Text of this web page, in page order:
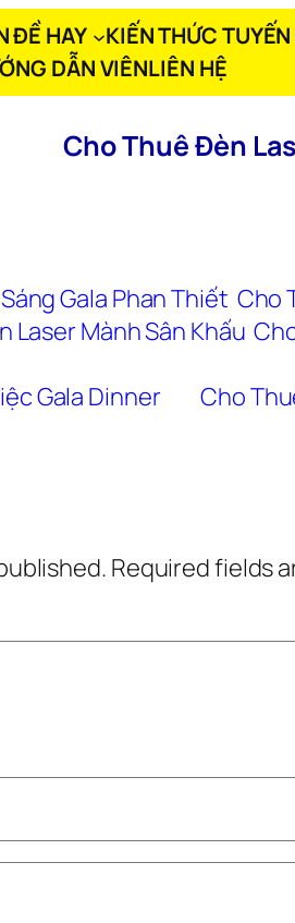
ĐỀ HAY KIẾN THỨC
DẪN VIÊNLIÊN HỆ
Cho Thuê Đèn
Gala Phan Thiết Cho
Laser Mành Sân Khấu
Gala Dinner Cho
Required fields